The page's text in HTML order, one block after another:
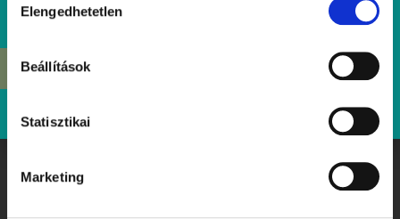
kiválasztása
Elengedhetetlen
Beállítások
Statisztikai
Marketing
Elolvasom
ÉRDEKEL